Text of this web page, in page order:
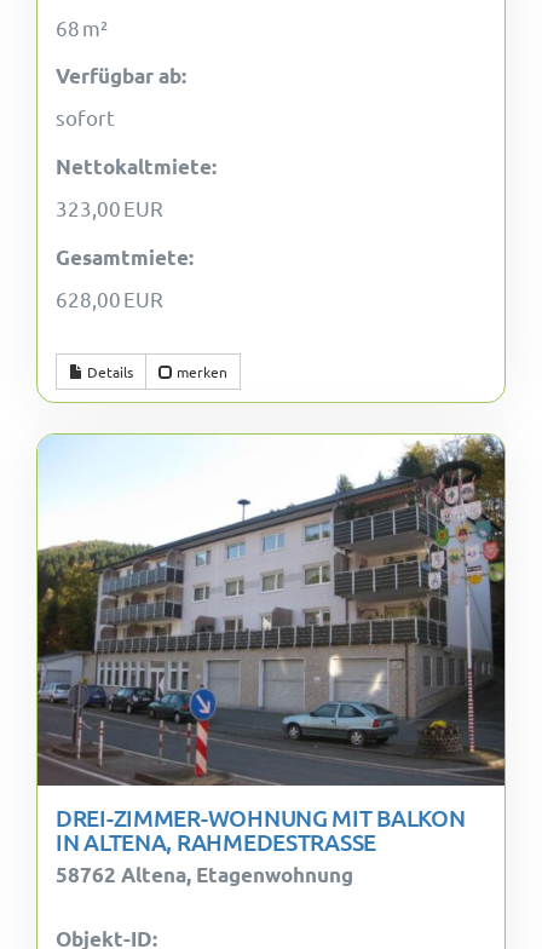
68 m²
Verfügbar ab:
sofort
Nettokaltmiete:
323,00 EUR
Gesamtmiete:
628,00 EUR
Details merken
DREI-ZIMMER-WOHNUNG MIT BALKON
IN ALTENA, RAHMEDESTRASSE
58762 Altena, Etagenwohnung
Objekt-ID: